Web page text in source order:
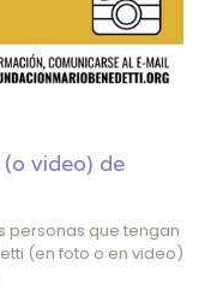
video) de
personas que tengan
(en foto o en video)